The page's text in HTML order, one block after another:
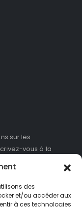
des
et/ou accéder aux
à ces technologies
sur les
vous à la